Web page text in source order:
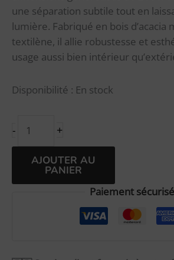
une séparation subtile tout en
lumière. Fabriqué en bois d’acacia
textilène, il allie robustesse et
usage aussi bien intérieur
Disponibilité : En stock
- +
AJOUTER AU
PANIER
Paiement sécurisé